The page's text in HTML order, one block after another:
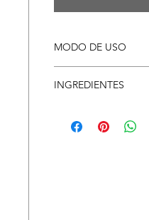
MODO DE USO
Aplicar de manera
INGREDIENTES
Sodio,